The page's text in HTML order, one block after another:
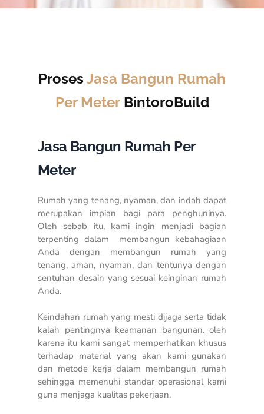
Proses Jasa Bangun Rumah
Per MeterBintoroBuild
Jasa Bangun Rumah Per
Meter
Rumah yang tenang, nyaman, dan indah dapat
merupakan impian bagi para penghuninya.
Oleh sebab itu, kami ingin menjadi bagian
terpenting dalam membangun kebahagiaan
Anda dengan membangun rumah yang
tenang, aman, nyaman, dan tentunya dengan
sentuhan desain yang sesuai keinginan rumah
Anda.
Keindahan rumah yang mesti dijaga serta tidak
kalah pentingnya keamanan bangunan. oleh
karena itu kami sangat memperhatikan khusus
terhadap material yang akan kami gunakan
dan metode kerja dalam membangun rumah
sehingga memenuhi standar operasional kami
guna menjaga kualitas pekerjaan.